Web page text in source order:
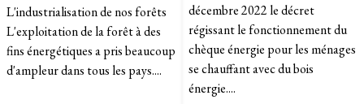
L'industrialisation de nos forêts
L'exploitation de la forêt à des
fins énergétiques a pris beaucoup
d'ampleur dans tous les pays....
décembre 2022 le décret
régissant le fonctionnement du
chèque énergie pour les ménages
se chauffant avec du bois
énergie....